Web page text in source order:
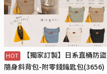
【獨家訂製】日系直桶防盜
隨身斜背包-附零錢鑰匙包(3656)